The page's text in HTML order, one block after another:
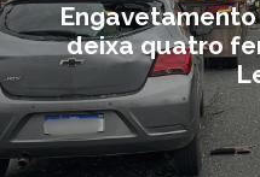
deixa quatro